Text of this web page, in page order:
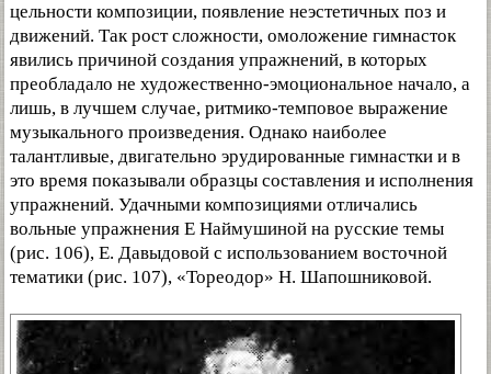
цельности композиции, появление неэстетичных поз и
движений. Так рост сложности, омоложение гимнасток
явились причиной создания упражнений, в которых
преобладало не художественно-эмоциональное начало, а
лишь, в лучшем случае, ритмико-темповое выражение
музыкального произведения. Однако наиболее
талантливые, двигательно эрудированные гимнастки и в
это время показывали образцы составления и исполнения
упражнений. Удачными композициями отличались
вольные упражнения Е Наймушиной на русские темы
(рис. 106), Е. Давыдовой с использованием восточной
тематики (рис. 107), «Тореодор» Н. Шапошниковой.